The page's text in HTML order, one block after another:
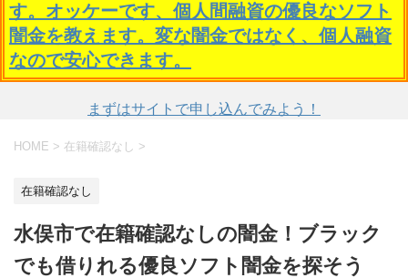
す。オッケーです、個人間融資の優良なソフト
闇金を教えます。変な闇金ではなく、個人融資
なので安心できます。
まずはサイトで申し込んでみよう！
HOME > 在籍確認なし >
在籍確認なし
水俣市で在籍確認なしの闇金！ブラック
でも借りれる優良ソフト闇金を探そう